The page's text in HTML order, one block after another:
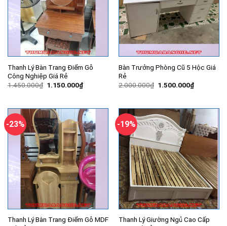
Thanh Lý Bàn Trang Điểm Gỗ
Công Nghiệp Giá Rẻ
1.450.000₫ Giá
1.150.000₫Giá
hiện
1.150.000₫.
Bàn Trưởng Phòng Cũ 5 Hộc Giá
Rẻ
2.000.000₫ Giá
1.500.000₫Giá
hiện
-23%
Thanh Lý Bàn Trang Điểm Gỗ MDF
-19%
Thanh Lý Giường Ngủ Cao Cấp